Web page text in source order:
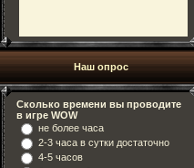
Наш опрос
Сколько времени вы проводите
в игре WOW
не более часа
2-3 часа в сутки достаточно
4-5 часов